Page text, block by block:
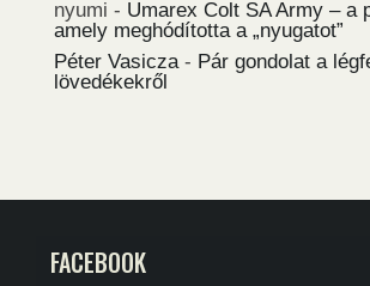
nyumi - Umarex Colt SA Army – a
amely meghódította a „nyugatot”
Péter Vasicza - Pár gondolat a
lövedékekről
FACEBOOK